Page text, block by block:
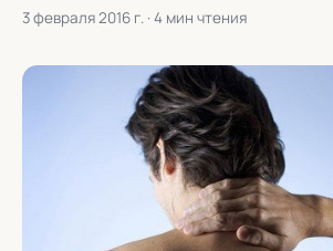
3 февраля 2016 г. · 4 мин чтения